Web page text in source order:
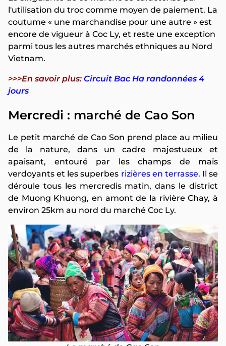
l'utilisation du troc comme moyen de paiement. La
coutume « une marchandise pour une autre » est
encore de vigueur à Coc Ly, et reste une exception
parmi tous les autres marchés ethniques au Nord
Vietnam.
>>>En savoir plus: Circuit Bac Ha randonnées 4
jours
Mercredi : marché de Cao Son
Le petit marché de Cao Son prend place au milieu
de la nature, dans un cadre majestueux et
apaisant, entouré par les champs de maïs
verdoyants et les superbes rizières en terrasse. Il se
déroule tous les mercredis matin, dans le district
de Muong Khuong, en amont de la rivière Chay, à
environ 25km au nord du marché Coc Ly.